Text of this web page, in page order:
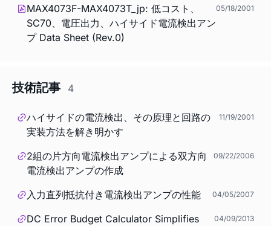
MAX4073F-MAX4073T_jp: 低コスト、
SC70、電圧出力、ハイサイド電流検出アン
プ Data Sheet (Rev.0)
05/18/2001
技術記事 4
ハイサイドの電流検出、その原理と回路の
実装方法を解き明かす
11/19/2001
2組の片方向電流検出アンプによる双方向
電流検出アンプの作成
09/22/2006
入力直列抵抗付き電流検出アンプの性能 04/05/2007
DC Error Budget Calculator Simplifies
04/09/2013